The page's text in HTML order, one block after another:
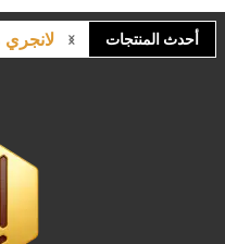
أحدث المنتجات
لانجري